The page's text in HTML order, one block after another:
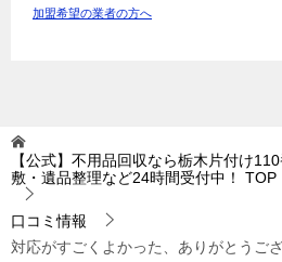
加盟希望の業者の方へ
【公式】不用品回収なら栃木片付け
敷・遺品整理など24時間受付中！
TOP
口コミ情報
対応がすごくよかった、ありがとうご